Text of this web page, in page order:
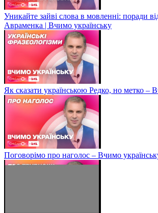
Уникайте зайві слова в мовленні: поради
Авраменка | Вчимо українську
Як сказати українською Редко, но метко –
Поговорімо про наголос – Вчимо